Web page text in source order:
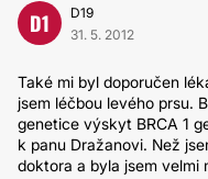
D1
D19
31. 5. 2012
Také mi byl doporučen
jsem léčbou levého prsu.
genetice výskyt BRCA 1
k panu Dražanovi. Než
doktora a byla jsem velmi